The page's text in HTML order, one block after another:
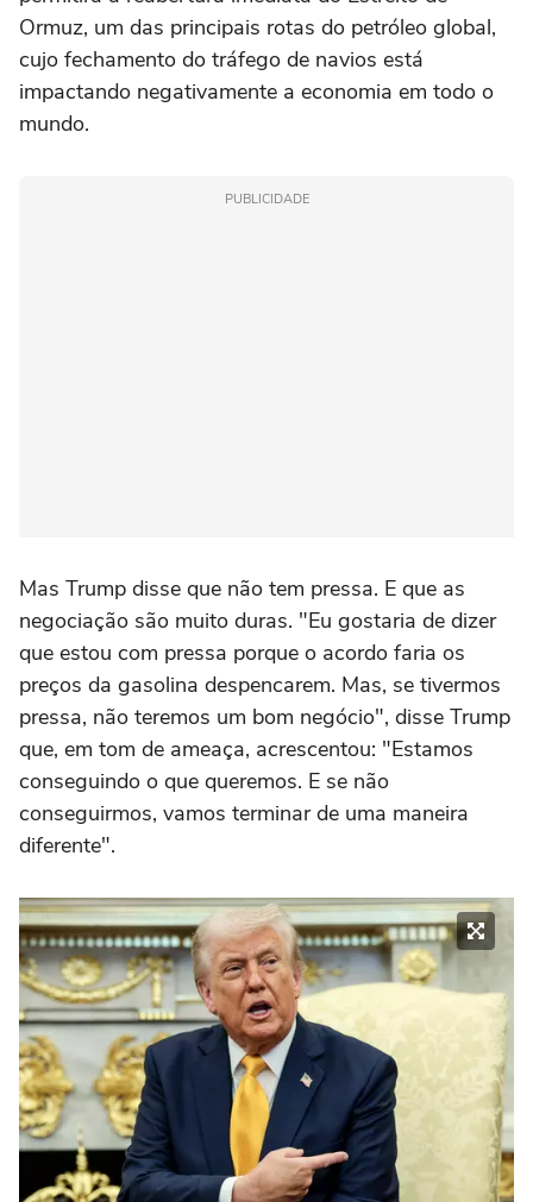
Ormuz, um das principais rotas do petróleo global,
cujo fechamento do tráfego de navios está
impactando negativamente a economia em todo o
mundo.
PUBLICIDADE
Mas Trump disse que não tem pressa. E que as
negociação são muito duras. "Eu gostaria de dizer
que estou com pressa porque o acordo faria os
preços da gasolina despencarem. Mas, se tivermos
pressa, não teremos um bom negócio", disse Trump
que, em tom de ameaça, acrescentou: "Estamos
conseguindo o que queremos. E se não
conseguirmos, vamos terminar de uma maneira
diferente".